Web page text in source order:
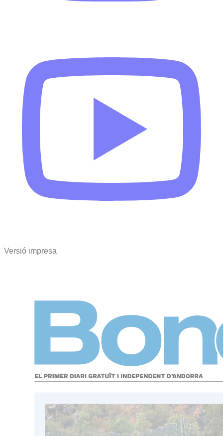
Versió impresa